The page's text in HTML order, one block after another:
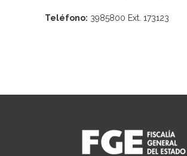
Teléfono: 3985800 Ext. 173123